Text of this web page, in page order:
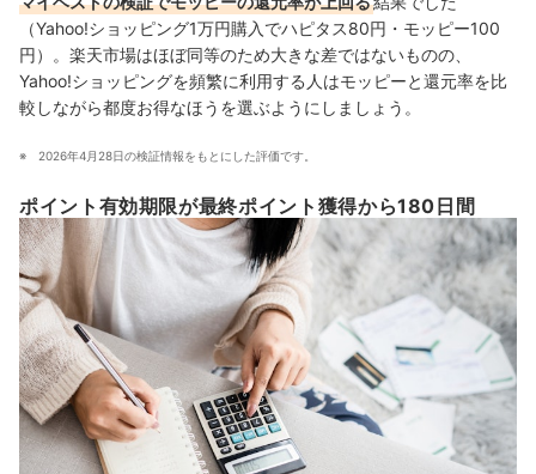
（Yahoo!ショッピング1万円購入でハピタス80円・モッピー100
円）。楽天市場はほぼ同等のため大きな差ではないものの、
Yahoo!ショッピングを頻繁に利用する人はモッピーと還元率を比
較しながら都度お得なほうを選ぶようにしましょう。
2026年4月28日の検証情報をもとにした評価です。
ポイント有効期限が最終ポイント獲得から180日間